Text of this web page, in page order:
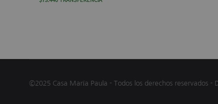
©2025 Casa María Paula - Todos los derechos reservados -